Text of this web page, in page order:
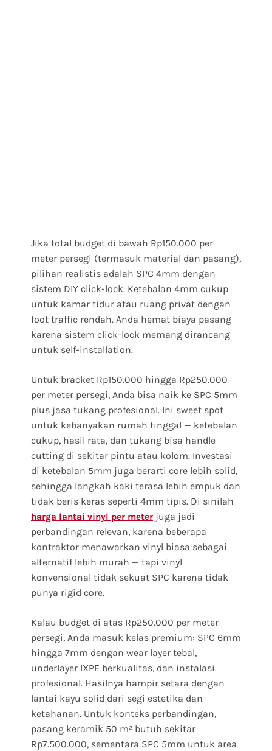
Jika total budget di bawah Rp150.000 per
meter persegi (termasuk material dan pasang),
pilihan realistis adalah SPC 4mm dengan
sistem DIY click-lock. Ketebalan 4mm cukup
untuk kamar tidur atau ruang privat dengan
foot traffic rendah. Anda hemat biaya pasang
karena sistem click-lock memang dirancang
untuk self-installation.
Untuk bracket Rp150.000 hingga Rp250.000
per meter persegi, Anda bisa naik ke SPC 5mm
plus jasa tukang profesional. Ini sweet spot
untuk kebanyakan rumah tinggal — ketebalan
cukup, hasil rata, dan tukang bisa handle
cutting di sekitar pintu atau kolom. Investasi
di ketebalan 5mm juga berarti core lebih solid,
sehingga langkah kaki terasa lebih empuk dan
tidak beris keras seperti 4mm tipis. Di sinilah
harga lantai vinyl per meter juga jadi
perbandingan relevan, karena beberapa
kontraktor menawarkan vinyl biasa sebagai
alternatif lebih murah — tapi vinyl
konvensional tidak sekuat SPC karena tidak
punya rigid core.
Kalau budget di atas Rp250.000 per meter
persegi, Anda masuk kelas premium: SPC 6mm
hingga 7mm dengan wear layer tebal,
underlayer IXPE berkualitas, dan instalasi
profesional. Hasilnya hampir setara dengan
lantai kayu solid dari segi estetika dan
ketahanan. Untuk konteks perbandingan,
pasang keramik 50 m² butuh sekitar
Rp7.500.000, sementara SPC 5mm untuk area